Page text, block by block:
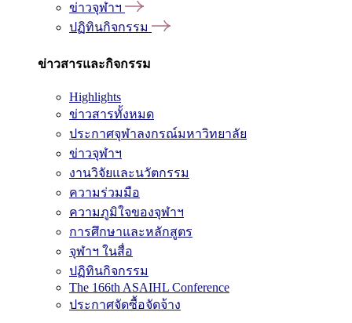
ข่าวจุฬาฯ
ปฏิทินกิจกรรม
ข่าวสารและกิจกรรม
Highlights
ข่าวสารทั้งหมด
ประกาศจุฬาลงกรณ์มหาวิทยาลัย
ข่าวจุฬาฯ
งานวิจัยและนวัตกรรม
ความร่วมมือ
ความภูมิใจของจุฬาฯ
การศึกษาและหลักสูตร
จุฬาฯ ในสื่อ
ปฏิทินกิจกรรม
The 166th ASAIHL Conference
ประกาศจัดซื้อจัดจ้าง